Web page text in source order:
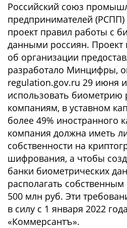
Российский союз
предпринимателей (РСПП)
проект правил работы с
данными россиян. Проект
об организации
разработало Минцифры,
regulation.gov.ru 29 июня
использовать биометрию
компаниям, в уставном
более 49% иностранного
компания должна иметь
собственности на
шифрования, а чтобы
банки биометрических
располагать
500 млн руб. Эти
в силу с 1 января 2022
«Коммерсантъ».